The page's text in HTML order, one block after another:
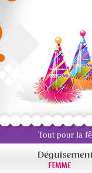
Tout pour la